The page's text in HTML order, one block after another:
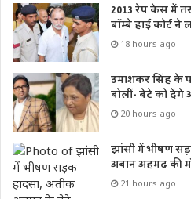
2013 रेप केस में
बॉम्बे हाई कोर्ट ने
18 hours ago
उमाशंकर सिंह के
बोलीं- बेटे को
20 hours ago
झांसी में भीषण
अबान अहमद की
21 hours ago